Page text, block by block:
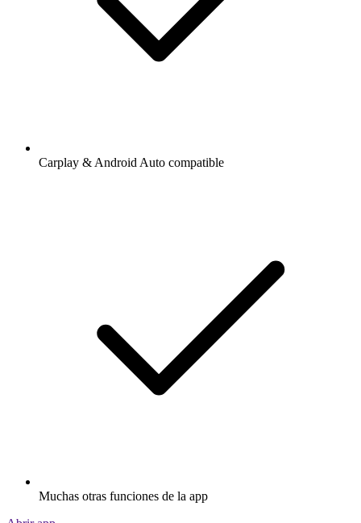
Carplay & Android Auto compatible
Muchas otras funciones de la app